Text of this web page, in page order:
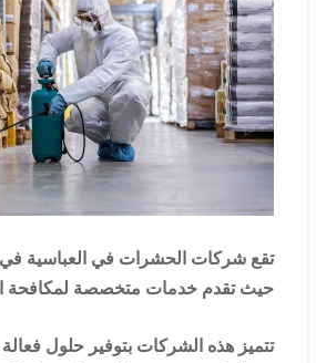
تقع شركات الحشرات في العباسية في
حيث تقدم خدمات متخصصة لمكافحة
تتميز هذه الشركات بتوفير حلول